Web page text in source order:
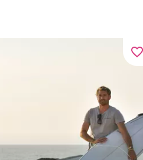
favorite_border